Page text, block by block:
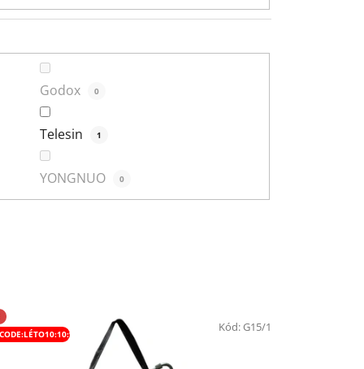
Godox 0
Telesin 1
YONGNUO 0
Kód:G15/1